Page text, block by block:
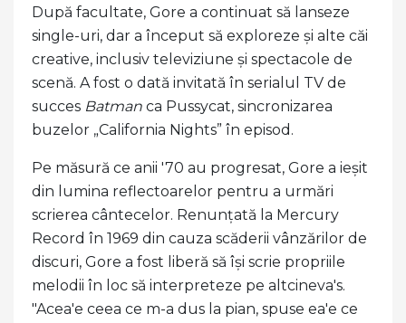
După facultate, Gore a continuat să lanseze
single-uri, dar a început să exploreze și alte căi
creative, inclusiv televiziune și spectacole de
scenă. A fost o dată invitată în serialul TV de
succes Batman ca Pussycat, sincronizarea
buzelor „California Nights” în episod.
Pe măsură ce anii '70 au progresat, Gore a ieșit
din lumina reflectoarelor pentru a urmări
scrierea cântecelor. Renunțată la Mercury
Record în 1969 din cauza scăderii vânzărilor de
discuri, Gore a fost liberă să își scrie propriile
melodii în loc să interpreteze pe altcineva's.
"Acea'e ceea ce m-a dus la pian, spuse ea'e ce